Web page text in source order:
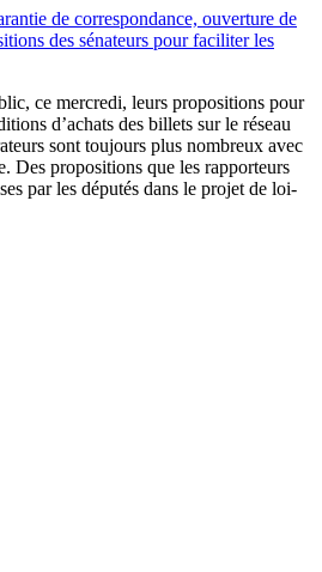
de correspondance, ouverture de
des sénateurs pour faciliter les
ce mercredi, leurs propositions pour
d’achats des billets sur le réseau
sont toujours plus nombreux avec
Des propositions que les rapporteurs
par les députés dans le projet de loi-